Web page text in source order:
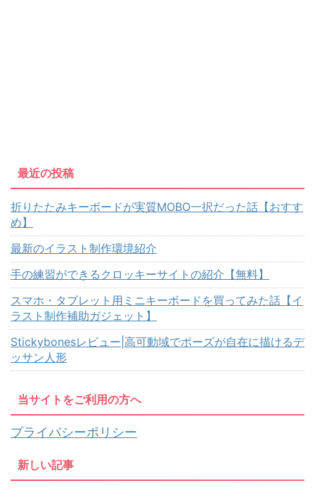
最近の投稿
折りたたみキーボードが実質MOBO一択だった話【おすす
め】
最新のイラスト制作環境紹介
手の練習ができるクロッキーサイトの紹介【無料】
スマホ・タブレット用ミニキーボードを買ってみた話【イ
ラスト制作補助ガジェット】
Stickybonesレビュー|高可動域でポーズが自在に描けるデ
ッサン人形
当サイトをご利用の方へ
プライバシーポリシー
新しい記事